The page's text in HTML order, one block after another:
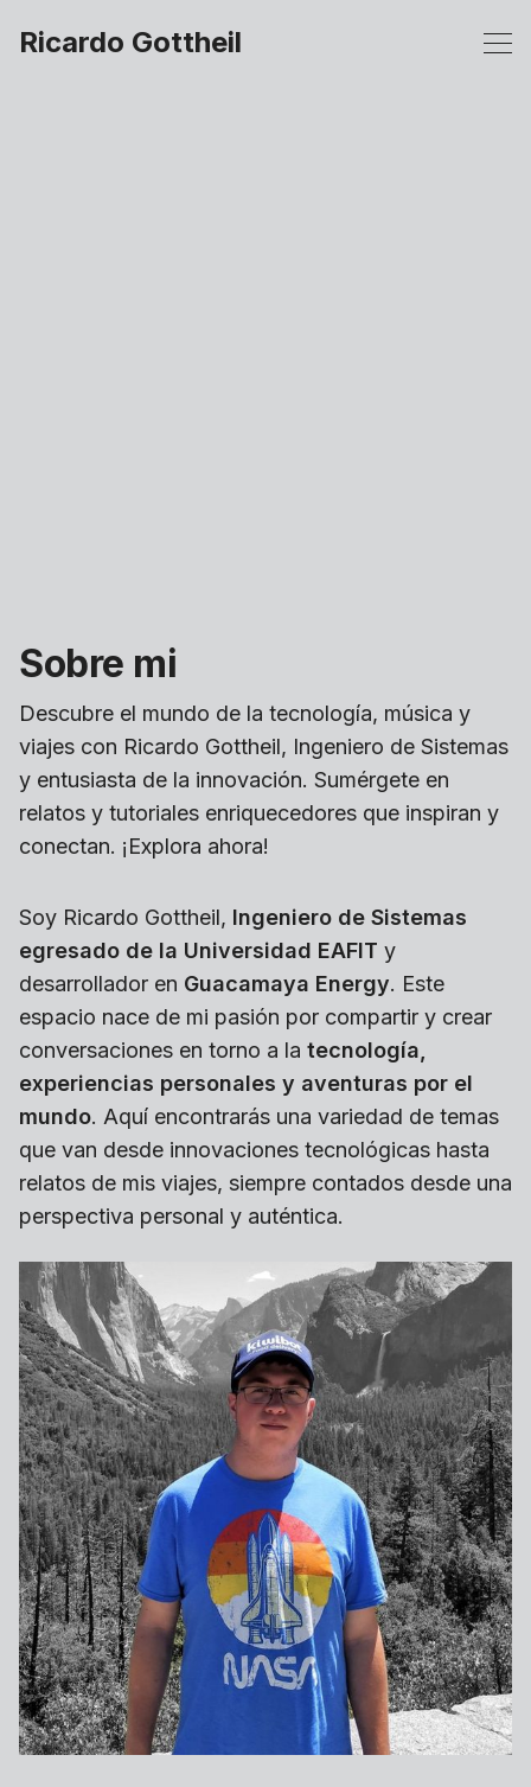
Ricardo Gottheil
Sobre mi
Descubre el mundo de la tecnología, música y
viajes con Ricardo Gottheil, Ingeniero de Sistemas
y entusiasta de la innovación. Sumérgete en
relatos y tutoriales enriquecedores que inspiran y
conectan. ¡Explora ahora!
Soy Ricardo Gottheil, Ingeniero de Sistemas
egresado de la Universidad EAFIT y
desarrollador en Guacamaya Energy. Este
espacio nace de mi pasión por compartir y crear
conversaciones en torno a la tecnología,
experiencias personales y aventuras por el
mundo. Aquí encontrarás una variedad de temas
que van desde innovaciones tecnológicas hasta
relatos de mis viajes, siempre contados desde una
perspectiva personal y auténtica.